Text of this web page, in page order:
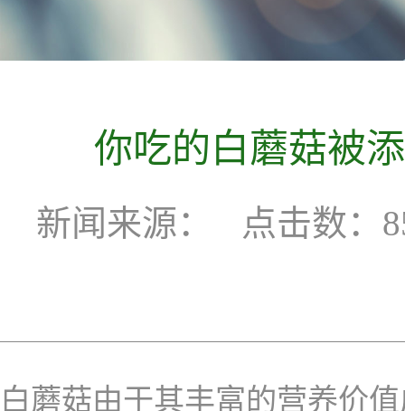
你吃的白蘑菇被
新闻来源： 点击数：
白蘑菇由于其丰富的营养价